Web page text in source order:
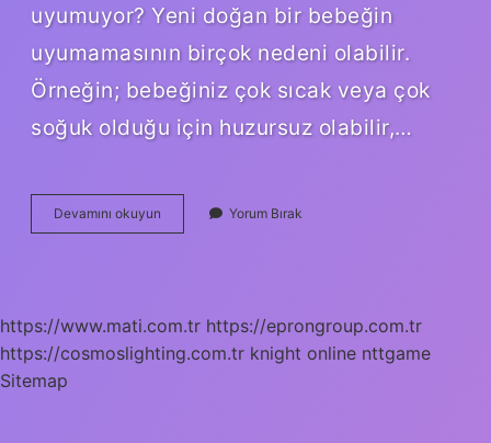
uyumuyor? Yeni doğan bir bebeğin
uyumamasının birçok nedeni olabilir.
Örneğin; bebeğiniz çok sıcak veya çok
soğuk olduğu için huzursuz olabilir,…
Devamını okuyun
Aylık
Yorum Bırak
https://www.mati.com.tr https://eprongroup.com.tr
https://cosmoslighting.com.tr knight online nttgame
Sitemap